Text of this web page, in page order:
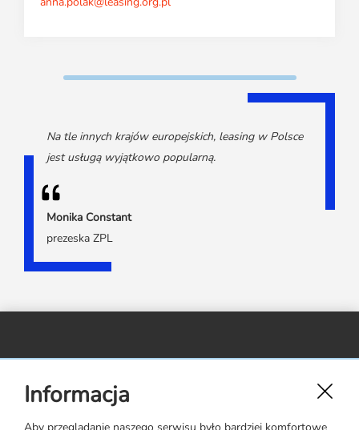
Informacja
Na tle innych krajów europejskich, leasing w Polsce
jest usługą wyjątkowo popularną.
Monika Constant
prezeska ZPL
ul. Rejtana 17 lok. 22,
02-516 Warszawa